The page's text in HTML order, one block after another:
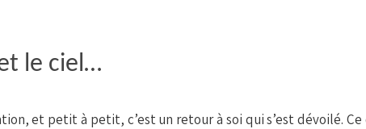
le ciel…
et petit à petit, c’est un retour à soi qui s’est dévoilé.